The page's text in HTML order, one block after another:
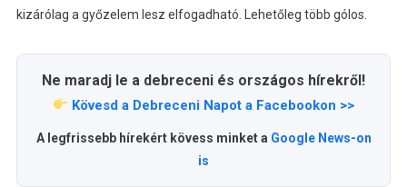
kizárólag a győzelem lesz elfogadható. Lehetőleg több gólos.
Ne maradj le a debreceni és országos hírekről!
Kövesd a Debreceni Napot a Facebookon >>
A legfrissebb hírekért kövess minket a Google News-on
is